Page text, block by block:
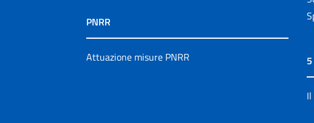
PNRR
Attuazione misure PNRR